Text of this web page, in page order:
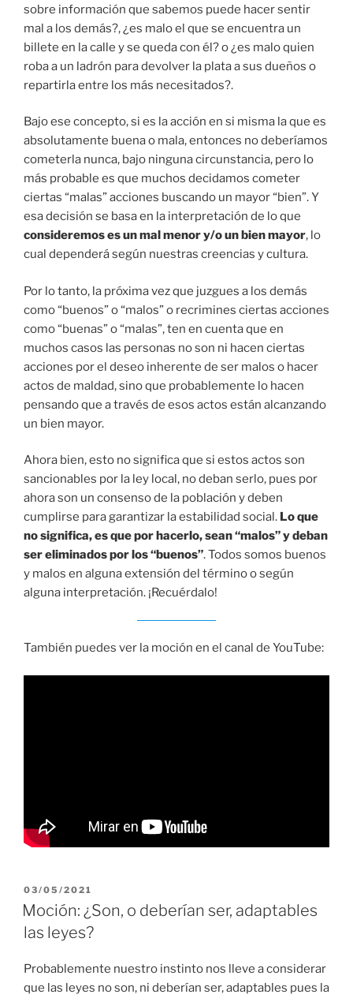
sobre información que sabemos puede hacer sentir
mal a los demás?, ¿es malo el que se encuentra un
billete en la calle y se queda con él? o ¿es malo quien
roba a un ladrón para devolver la plata a sus dueños o
repartirla entre los más necesitados?.
Bajo ese concepto, si es la acción en si misma la que es
absolutamente buena o mala, entonces no deberíamos
cometerla nunca, bajo ninguna circunstancia, pero lo
más probable es que muchos decidamos cometer
ciertas “malas” acciones buscando un mayor “bien”. Y
esa decisión se basa en la interpretación de lo que
consideremos es un mal menor y/o un bien mayor, lo
cual dependerá según nuestras creencias y cultura.
Por lo tanto, la próxima vez que juzgues a los demás
como “buenos” o “malos” o recrimines ciertas acciones
como “buenas” o “malas”, ten en cuenta que en
muchos casos las personas no son ni hacen ciertas
acciones por el deseo inherente de ser malos o hacer
actos de maldad, sino que probablemente lo hacen
pensando que a través de esos actos están alcanzando
un bien mayor.
Ahora bien, esto no significa que si estos actos son
sancionables por la ley local, no deban serlo, pues por
ahora son un consenso de la población y deben
cumplirse para garantizar la estabilidad social. Lo que
no significa, es que por hacerlo, sean “malos” y deban
ser eliminados por los “buenos”. Todos somos buenos
y malos en alguna extensión del término o según
alguna interpretación. ¡Recuérdalo!
También puedes ver la moción en el canal de YouTube:
PUBLICADO
EL
03/05/2021
Moción: ¿Son, o deberían ser, adaptables
las leyes?
Probablemente nuestro instinto nos lleve a considerar
que las leyes no son, ni deberían ser, adaptables pues la